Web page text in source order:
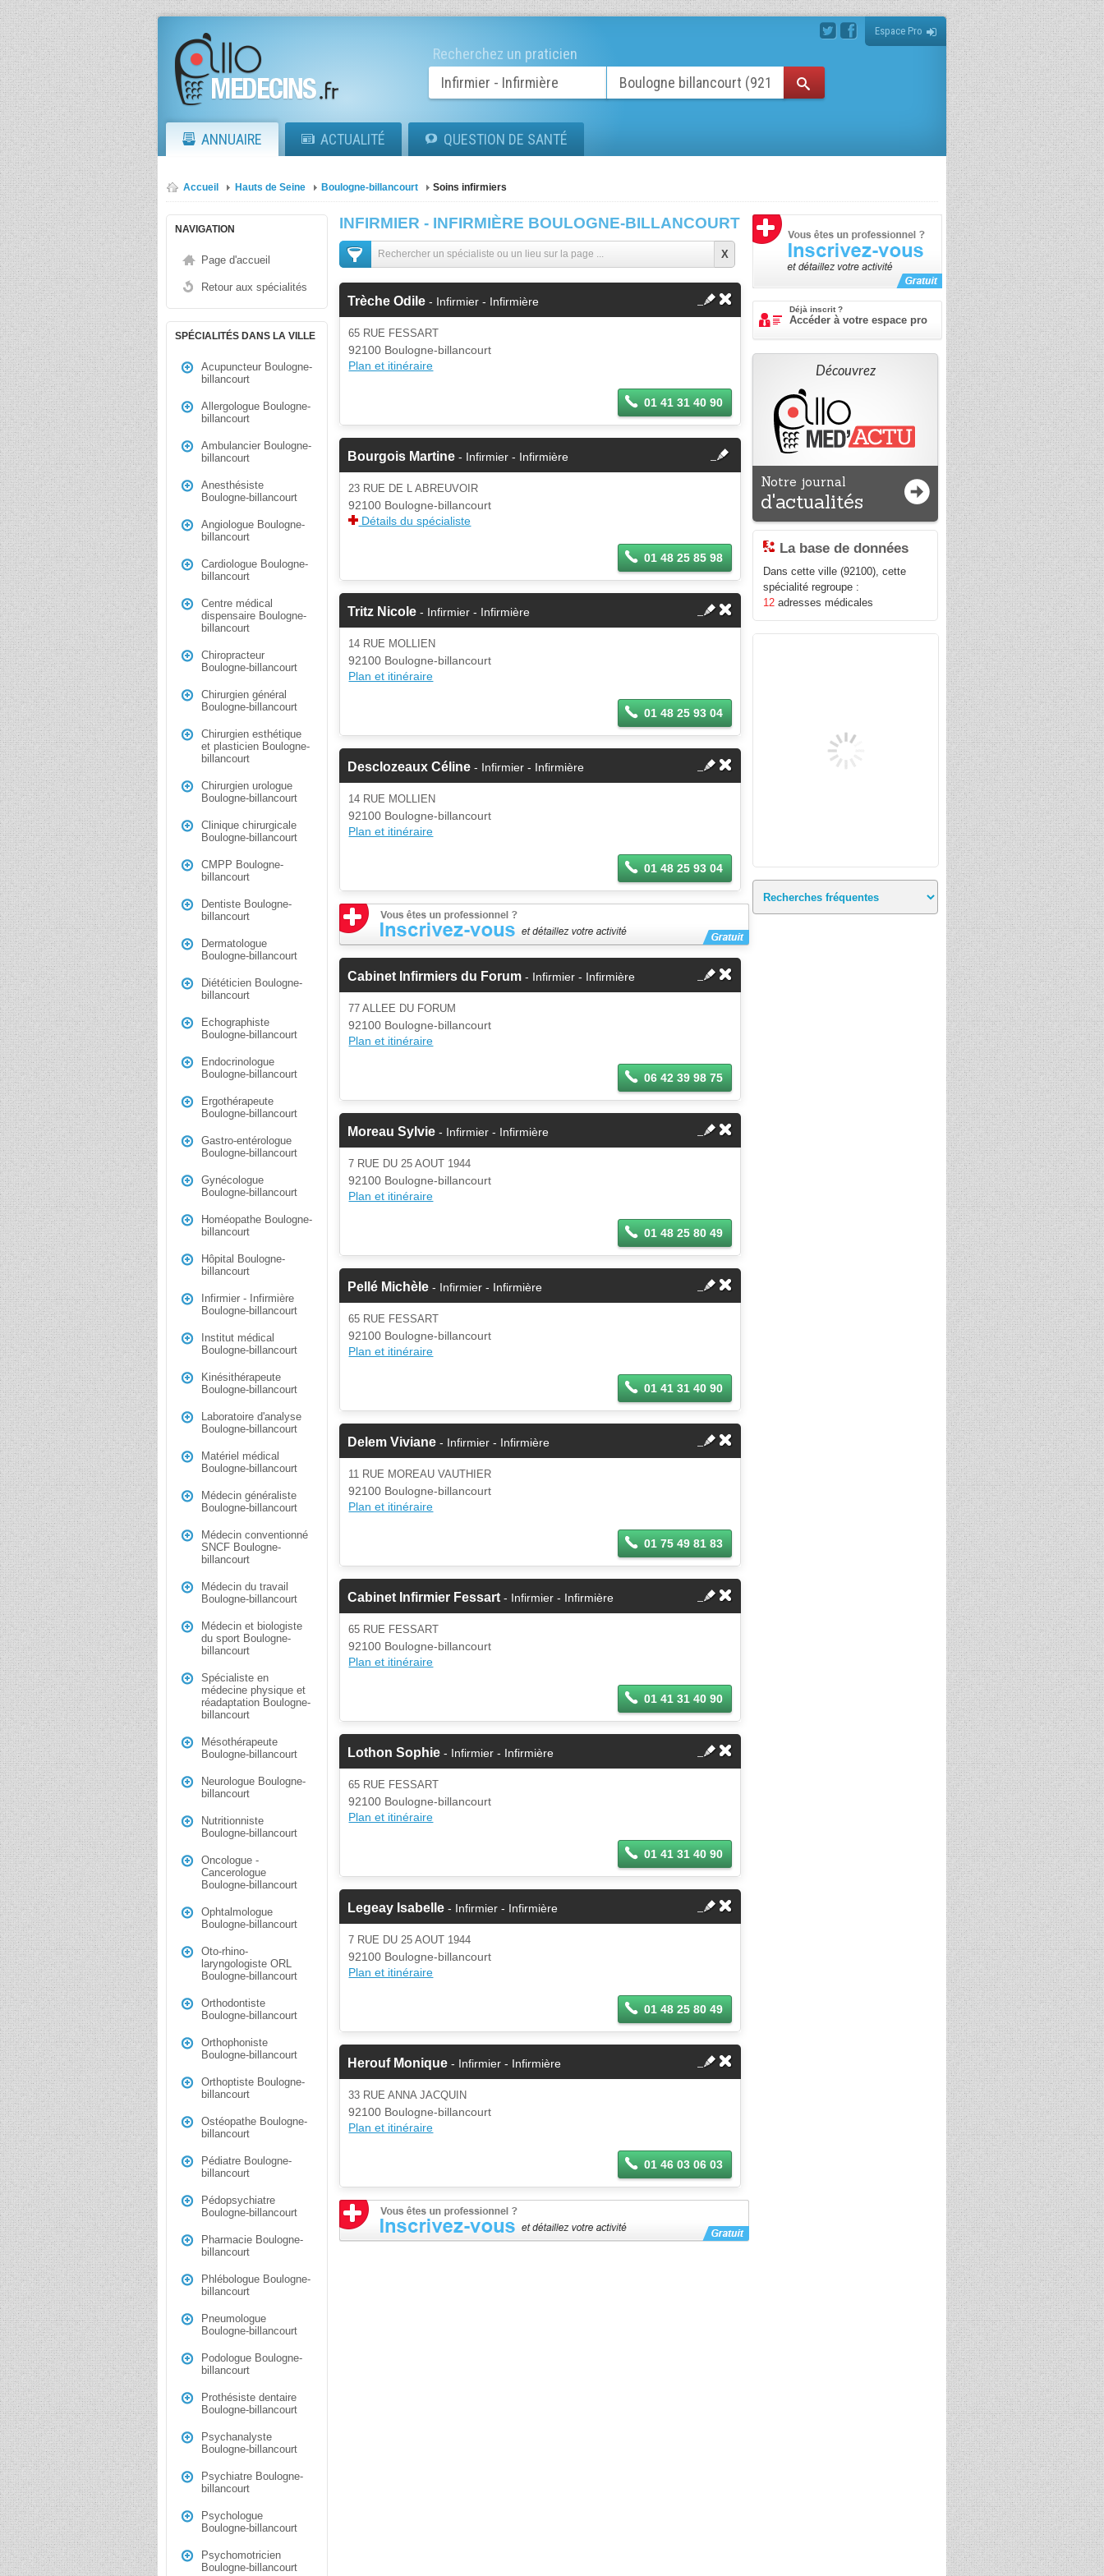
Espace Pro
Recherchez un praticien
ANNUAIRE ACTUALITÉ QUESTION DE SANTÉ
Accueil Hauts de Seine Boulogne-billancourt Soins infirmiers
NAVIGATION
Page d'accueil
Retour aux spécialités
SPÉCIALITÉS DANS LA VILLE
Acupuncteur Boulogne-
billancourt
Allergologue Boulogne-
billancourt
Ambulancier Boulogne-
billancourt
Anesthésiste
Boulogne-billancourt
Angiologue Boulogne-
billancourt
Cardiologue Boulogne-
billancourt
Centre médical
dispensaire Boulogne-
billancourt
Chiropracteur
Boulogne-billancourt
Chirurgien général
Boulogne-billancourt
Chirurgien esthétique
et plasticien Boulogne-
billancourt
Chirurgien urologue
Boulogne-billancourt
Clinique chirurgicale
Boulogne-billancourt
CMPP Boulogne-
billancourt
Dentiste Boulogne-
billancourt
Dermatologue
Boulogne-billancourt
Diététicien Boulogne-
billancourt
Echographiste
Boulogne-billancourt
Endocrinologue
Boulogne-billancourt
Ergothérapeute
Boulogne-billancourt
Gastro-entérologue
Boulogne-billancourt
Gynécologue
Boulogne-billancourt
Homéopathe Boulogne-
billancourt
Hôpital Boulogne-
billancourt
Infirmier - Infirmière
Boulogne-billancourt
Institut médical
Boulogne-billancourt
Kinésithérapeute
Boulogne-billancourt
Laboratoire d'analyse
Boulogne-billancourt
Matériel médical
Boulogne-billancourt
Médecin généraliste
Boulogne-billancourt
Médecin conventionné
SNCF Boulogne-
billancourt
Médecin du travail
Boulogne-billancourt
Médecin et biologiste
du sport Boulogne-
billancourt
Spécialiste en
médecine physique et
réadaptation Boulogne-
billancourt
Mésothérapeute
Boulogne-billancourt
Neurologue Boulogne-
billancourt
Nutritionniste
Boulogne-billancourt
Oncologue -
Cancerologue
Boulogne-billancourt
Ophtalmologue
Boulogne-billancourt
Oto-rhino-
laryngologiste ORL
Boulogne-billancourt
Orthodontiste
Boulogne-billancourt
Orthophoniste
Boulogne-billancourt
Orthoptiste Boulogne-
billancourt
Ostéopathe Boulogne-
billancourt
Pédiatre Boulogne-
billancourt
Pédopsychiatre
Boulogne-billancourt
Pharmacie Boulogne-
billancourt
Phlébologue Boulogne-
billancourt
Pneumologue
Boulogne-billancourt
Podologue Boulogne-
billancourt
Prothésiste dentaire
Boulogne-billancourt
Psychanalyste
Boulogne-billancourt
Psychiatre Boulogne-
billancourt
Psychologue
Boulogne-billancourt
Psychomotricien
Boulogne-billancourt
INFIRMIER - INFIRMIÈRE BOULOGNE-BILLANCOURT
Trèche Odile - Infirmier - Infirmière
65 RUE FESSART
92100 Boulogne-billancourt
Plan et itinéraire
01 41 31 40 90
Bourgois Martine - Infirmier - Infirmière fermer
Cette fiche est la propriété
d'un membre.
Si vous êtes ce membre, mettez à
jour ces informations sur votre
23 RUE DE L ABREUVOIR
92100 Boulogne-billancourt
Détails du spécialiste
01 48 25 85 98
Tritz Nicole - Infirmier - Infirmière
14 RUE MOLLIEN
92100 Boulogne-billancourt
Plan et itinéraire
01 48 25 93 04
Desclozeaux Céline - Infirmier - Infirmière
14 RUE MOLLIEN
92100 Boulogne-billancourt
Plan et itinéraire
01 48 25 93 04
Cabinet Infirmiers du Forum - Infirmier - Infirmière
77 ALLEE DU FORUM
92100 Boulogne-billancourt
Plan et itinéraire
06 42 39 98 75
Moreau Sylvie - Infirmier - Infirmière
7 RUE DU 25 AOUT 1944
92100 Boulogne-billancourt
Plan et itinéraire
01 48 25 80 49
Pellé Michèle - Infirmier - Infirmière
65 RUE FESSART
92100 Boulogne-billancourt
Plan et itinéraire
01 41 31 40 90
Delem Viviane - Infirmier - Infirmière
11 RUE MOREAU VAUTHIER
92100 Boulogne-billancourt
Plan et itinéraire
01 75 49 81 83
Cabinet Infirmier Fessart - Infirmier - Infirmière
65 RUE FESSART
92100 Boulogne-billancourt
Plan et itinéraire
01 41 31 40 90
Lothon Sophie - Infirmier - Infirmière
65 RUE FESSART
92100 Boulogne-billancourt
Plan et itinéraire
01 41 31 40 90
Legeay Isabelle - Infirmier - Infirmière
7 RUE DU 25 AOUT 1944
92100 Boulogne-billancourt
Plan et itinéraire
01 48 25 80 49
Herouf Monique - Infirmier - Infirmière
33 RUE ANNA JACQUIN
92100 Boulogne-billancourt
Plan et itinéraire
01 46 03 06 03
Déjà inscrit ?
Accéder à votre espace pro
Découvrez
Notre journal
d'actualités
La base de données
Dans cette ville (92100), cette
spécialité regroupe :
12 adresses médicales